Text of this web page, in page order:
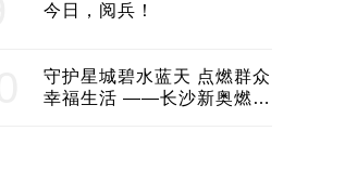
今日，阅兵！
守护星城碧水蓝天 点燃群众
幸福生活 ——长沙新奥燃气